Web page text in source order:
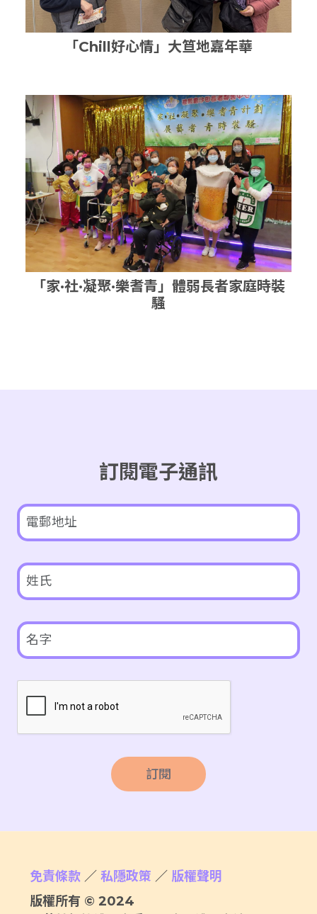
「Chill好心情」大笪地嘉年華
「家·社·凝聚·樂耆青」體弱長者家庭時裝
騷
訂閱電子通訊
訂閱
免責條款 ／ 私隱政策 ／ 版權聲明
版權所有 © 2024